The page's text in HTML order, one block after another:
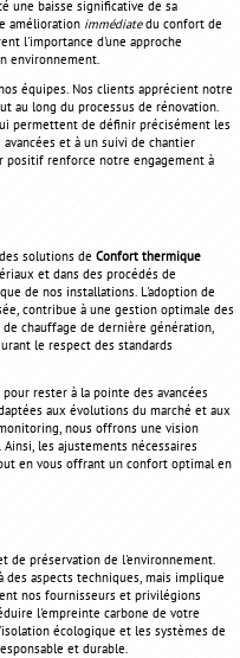
une baisse significative de sa
amélioration immédiatedu confort de
l'importance d'une approche
environnement.
équipes. Nos clients apprécient notre
au long du processus de rénovation.
permettent de définir précisément les
et à un suivi de chantier
positif renforce notre engagement à
des solutions deConfort thermique
et dans des procédés de
de nos installations. L'adoption de
contribue à une gestion optimale des
chauffage de dernière génération,
le respect des standards
rester à la pointe des avancées
aux évolutions du marché et aux
nous offrons une vision
les ajustements nécessaires
en vous offrant un confort optimal en
de préservation de l'environnement.
des aspects techniques, mais implique
nos fournisseurs et privilégions
l'empreinte carbone de votre
écologique et les systèmes de
et durable.